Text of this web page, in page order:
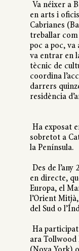
Va néixer a
en arts i
Cabrianes
treballar com
poc a poc,
va entrar en
tècnic de
coordina
darrers
residència
Ha exposat
sobretot a
la Península.
Des de
en directe,
Europa, el
l’Orient
del Sud o
Ha
ara Tollwood